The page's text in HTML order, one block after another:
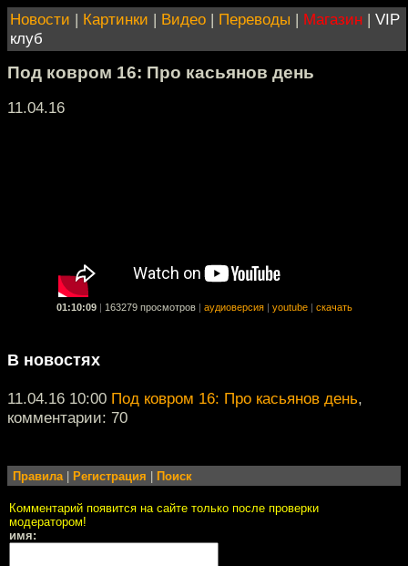
Новости | Картинки | Видео | Переводы | Магазин | VIP
клуб
Под ковром 16: Про касьянов день
11.04.16
01:10:09 163279 просмотров аудиоверсия youtube скачать
В новостях
11.04.16 10:00 Под ковром 16: Про касьянов день,
комментарии: 70
Правила| Регистрация Поиск
Комментарий появится на сайте только после проверки
модератором!
имя: